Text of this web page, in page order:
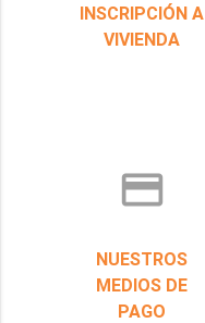
INSCRIPCIÓN A
VIVIENDA
credit_card
NUESTROS
MEDIOS DE
PAGO